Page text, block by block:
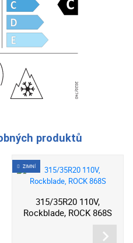
produktů
ZIMNÍ
315/35R20 110V,
Rockblade, ROCK 868S